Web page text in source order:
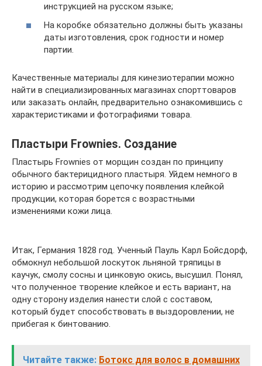
инструкцией на русском языке;
На коробке обязательно должны быть указаны
даты изготовления, срок годности и номер
партии.
Качественные материалы для кинезиотерапии можно
найти в специализированных магазинах спорттоваров
или заказать онлайн, предварительно ознакомившись с
характеристиками и фотографиями товара.
Пластыри Frownies. Создание
Пластырь Frownies от морщин создан по принципу
обычного бактерицидного пластыря. Уйдем немного в
историю и рассмотрим цепочку появления клейкой
продукции, которая борется с возрастными
изменениями кожи лица.
Итак, Германия 1828 год. Ученный Пауль Карл Бойсдорф,
обмокнул небольшой лоскуток льняной тряпицы в
каучук, смолу сосны и цинковую окись, высушил. Понял,
что полученное творение клейкое и есть вариант, на
одну сторону изделия нанести слой с составом,
который будет способствовать в выздоровлении, не
прибегая к бинтованию.
Читайте также: Ботокс для волос в домашних